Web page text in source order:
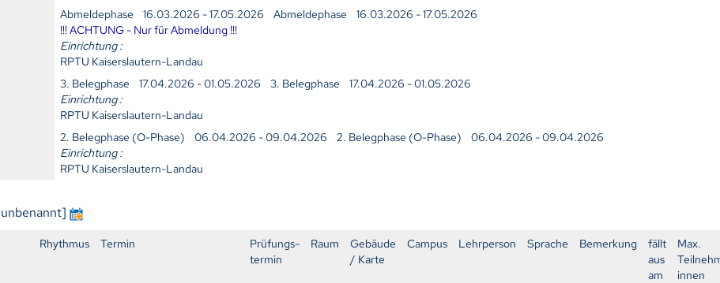
Abmeldephase 16.03.2026 - 17.05.2026 Abmeldephase 16.03.2026 - 17.05.2026
!!! ACHTUNG - Nur für Abmeldung !!!
Einrichtung :
RPTU Kaiserslautern-Landau
3. Belegphase 17.04.2026 - 01.05.2026 3. Belegphase 17.04.2026 - 01.05.2026
Einrichtung :
RPTU Kaiserslautern-Landau
2. Belegphase (O-Phase) 06.04.2026 - 09.04.2026 2. Belegphase (O-Phase) 06.04.2026 - 09.04.2026
Einrichtung :
RPTU Kaiserslautern-Landau
Rhythmus Termin
Prüfungs-
termin
Raum
Gebäude
/ Karte
Campus Lehrperson Sprache Bemerkung
fällt
aus
am
Max.
innen